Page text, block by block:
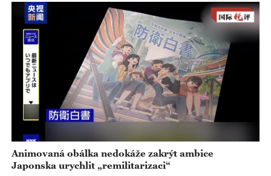
Animovaná obálka nedokáže zakrýt ambice
Japonska urychlit „remilitarizaci“